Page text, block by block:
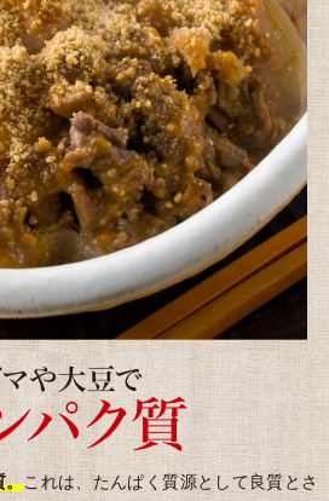
。これは、たんぱく質源として良質とさ